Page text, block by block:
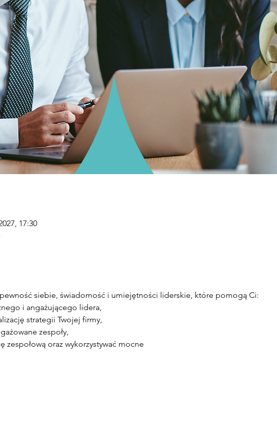
17:30
siebie, świadomość i umiejętności liderskie, które pomogą Ci:
i angażującego lidera,
strategii Twojej firmy,
zespoły,
zespołową oraz wykorzystywać mocne